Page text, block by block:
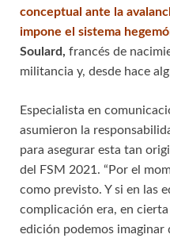
conceptual ante la
impone el sistema
Soulard, francés de
militancia y, desde hace
Especialista en
asumieron la
para asegurar esta tan
del FSM 2021. “Por el
como previsto. Y si en las
complicación era, en
edición podemos imaginar